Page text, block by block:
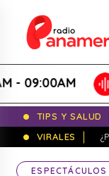
TIPS Y SALUD
VIRALES
ESPECTÁCULOS